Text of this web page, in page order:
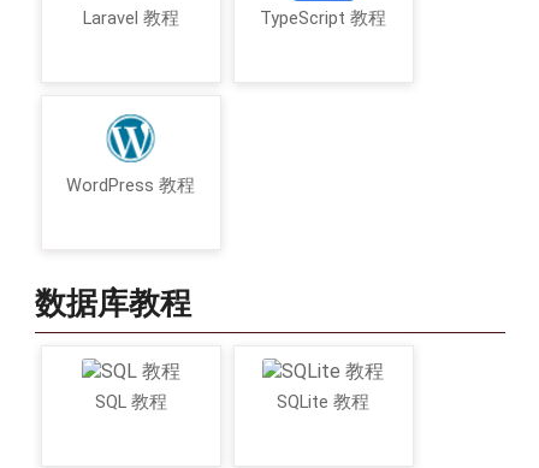
Laravel 教程 TypeScript 教程
WordPress 教程
数据库教程
SQL 教程 SQLite 教程